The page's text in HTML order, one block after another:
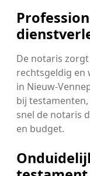
De notaris
rechtsgeldig en
in Nieuw-
bij
snel de notaris
en budget.